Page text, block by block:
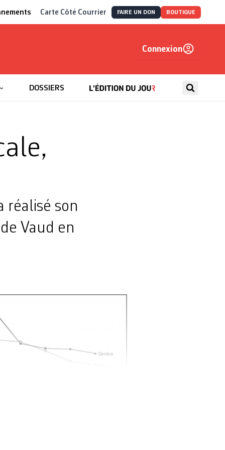
Carte Côté Courrier FAIRE UN DON BOUTIQUE
Connexion
DOSSIERS
réalisé son
Vaud en